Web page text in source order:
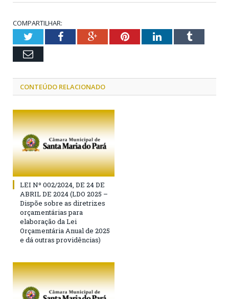
COMPARTILHAR:
TwitterFacebookGoogle+PinterestLinkedInTumblr
Email
CONTEÚDO RELACIONADO
LEI Nº 002/2024, DE 24 DE
ABRIL DE 2024 (LDO 2025 –
Dispõe sobre as diretrizes
orçamentárias para
elaboração da Lei
Orçamentária Anual de 2025
e dá outras providências)